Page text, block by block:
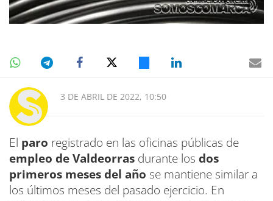
3 DE ABRIL DE 2022, 10:50
El paro registrado en las oficinas públicas de
empleo de Valdeorras durante los dos
primeros meses del año se mantiene similar a
los últimos meses del pasado ejercicio. En